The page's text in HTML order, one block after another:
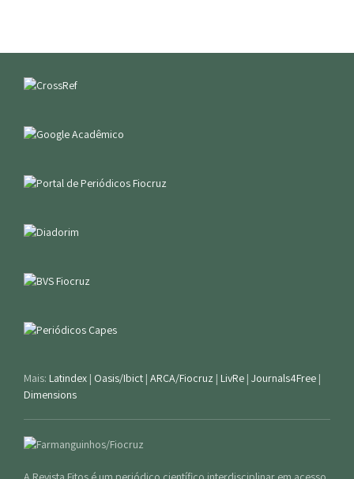
Mais: Latindex | Oasis/Ibict | ARCA/Fiocruz | LivRe | Journals4Free |
Dimensions